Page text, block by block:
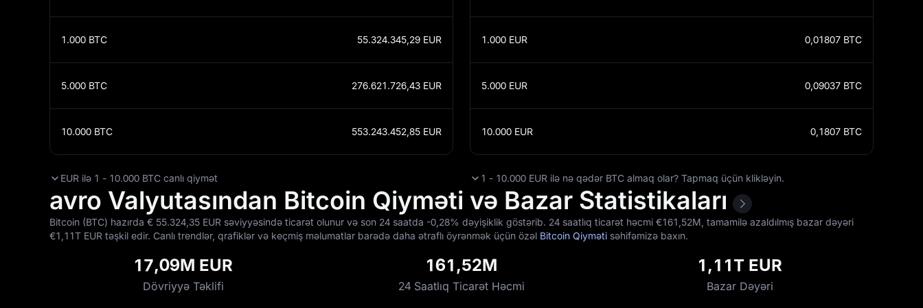
1.000 BTC 55.324.345,29 EUR
5.000 BTC 276.621.726,43 EUR
10.000 BTC 553.243.452,85 EUR
1.000 EUR 0,01807 BTC
5.000 EUR 0,09037 BTC
10.000 EUR 0,1807 BTC
EUR ilə 1 - 10.000 BTC canlı qiymət 1 - 10.000 EUR ilə nə qədər BTC almaq olar? Tapmaq üçün klikləyin.
avro Valyutasından Bitcoin Qiyməti və Bazar Statistikaları
Bitcoin (BTC) hazırda €‎ 55.324,35 EUR səviyyəsində ticarət olunur və son 24 saatda -0,28% dəyişiklik göstərib. 24 saatlıq ticarət həcmi €‎161,52M, tamamilə azaldılmış bazar dəyəri
€‎1,11T EUR təşkil edir. Canlı trendlər, qrafiklər və keçmiş məlumatlar barədə daha ətraflı öyrənmək üçün özəl Bitcoin Qiyməti səhifəmizə baxın.
17,09M EUR
Dövriyyə Təklifi
161,52M
24 Saatlıq Ticarət Həcmi
1,11T EUR
Bazar Dəyəri